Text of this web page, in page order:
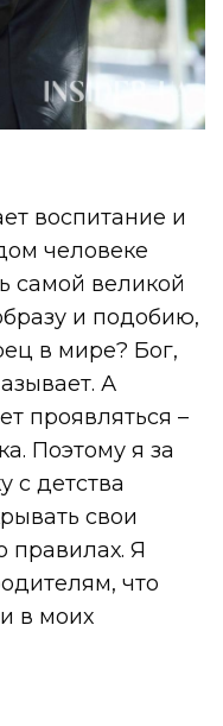
воспитание и
человеке
самой великой
и подобию,
в мире? Бог,
А
проявляться –
Поэтому я за
с детства
свои
правилах. Я
что
в моих